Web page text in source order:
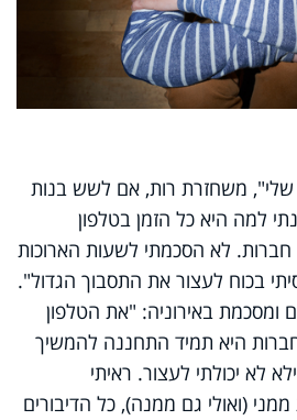
משחזרת רות, אם לשש בנות
למה היא כל הזמן בטלפון
לא הסכמתי לשעות הארוכות
בכוח לעצור את התסבוך הגדול".
באירוניה: "את הטלפון
היא תמיד התחננה להמשיך
לא יכולתי לעצור. ראיתי
(ואולי גם ממנה), כל הדיבורים